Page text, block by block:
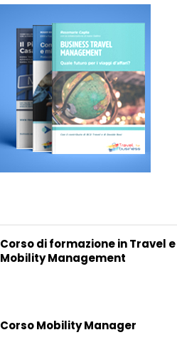
Corso di formazione in Travel e
Mobility Management
Corso Mobility Manager